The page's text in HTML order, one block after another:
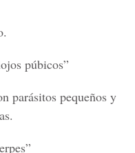
púbicos”
parásitos pequeños y